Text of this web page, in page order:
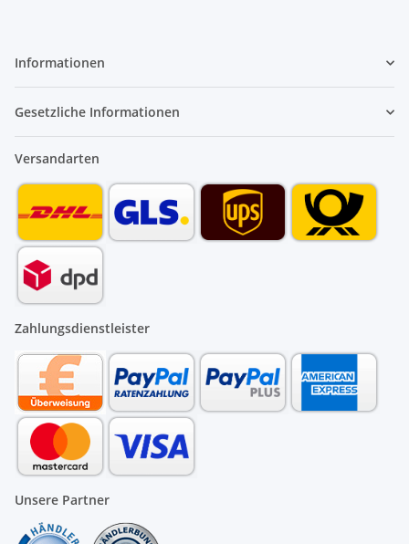
Informationen
Gesetzliche Informationen
Versandarten
Zahlungsdienstleister
Unsere Partner